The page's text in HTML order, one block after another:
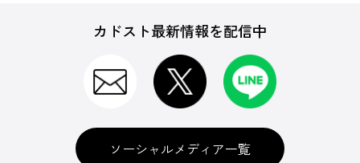
カドスト最新情報を配信中
ソーシャルメディア一覧